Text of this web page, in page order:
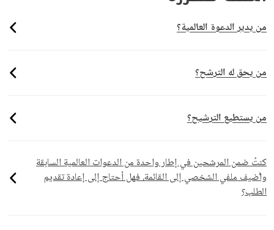
من يدير الدعوة العالمية؟
من يحق له الترشح؟
من يستطيع الترشيح؟
كنتُ ضمن المرشحين في إطار واحدة من الدعوات العالمية السابقة
وأُضيف ملفي الشخصي إلى القائمة، فهل أحتاج إلى إعادة تقديم
الطلب؟